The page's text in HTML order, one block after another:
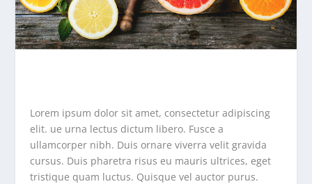
Lorem ipsum dolor sit amet, consectetur adipiscing
elit. ue urna lectus dictum libero. Fusce a
ullamcorper nibh. Duis ornare viverra velit gravida
cursus. Duis pharetra risus eu mauris ultrices, eget
tristique quam luctus. Quisque vel auctor purus.